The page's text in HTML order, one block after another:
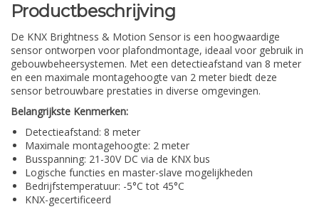
Productbeschrijving
De KNX Brightness & Motion Sensor is een hoogwaardige
sensor ontworpen voor plafondmontage, ideaal voor gebruik in
gebouwbeheersystemen. Met een detectieafstand van 8 meter
en een maximale montagehoogte van 2 meter biedt deze
sensor betrouwbare prestaties in diverse omgevingen.
Belangrijkste Kenmerken:
Detectieafstand: 8 meter
Maximale montagehoogte: 2 meter
Busspanning: 21-30V DC via de KNX bus
Logische functies en master-slave mogelijkheden
Bedrijfstemperatuur: -5°C tot 45°C
KNX-gecertificeerd